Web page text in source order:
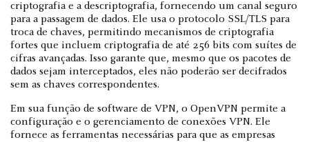
criptografia e a descriptografia, fornecendo um canal seguro
para a passagem de dados. Ele usa o protocolo SSL/TLS para
troca de chaves, permitindo mecanismos de criptografia
fortes que incluem criptografia de até 256 bits com suítes de
cifras avançadas. Isso garante que, mesmo que os pacotes de
dados sejam interceptados, eles não poderão ser decifrados
sem as chaves correspondentes.
Em sua função de software de VPN, o OpenVPN permite a
configuração e o gerenciamento de conexões VPN. Ele
fornece as ferramentas necessárias para que as empresas